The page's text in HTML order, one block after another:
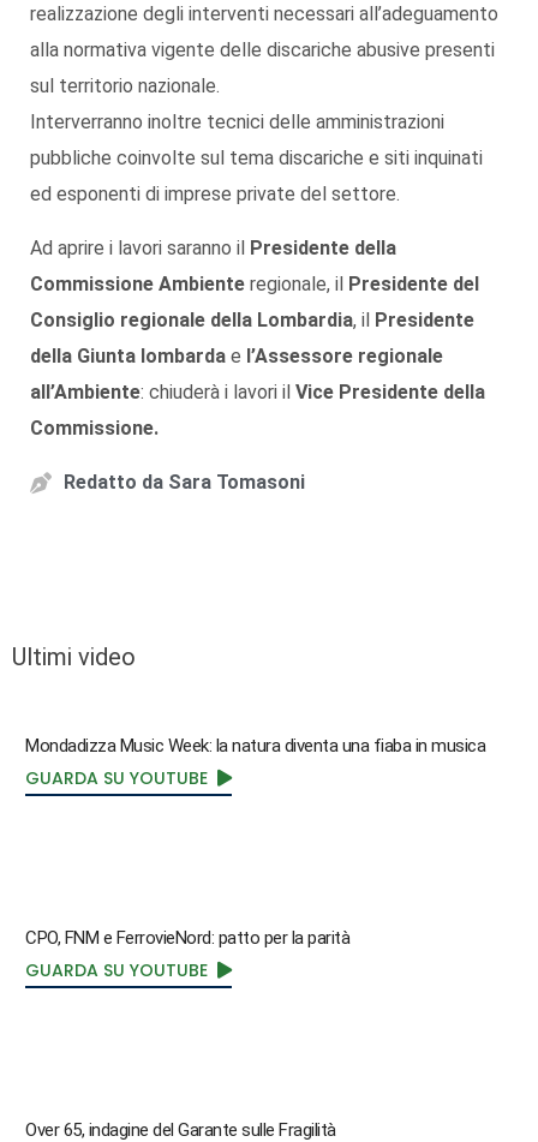
realizzazione degli interventi necessari all’adeguamento
alla normativa vigente delle discariche abusive presenti
sul territorio nazionale.
Interverranno inoltre tecnici delle amministrazioni
pubbliche coinvolte sul tema discariche e siti inquinati
ed esponenti di imprese private del settore.
Ad aprire i lavori saranno il Presidente della
Commissione Ambiente regionale, il Presidente del
Consiglio regionale della Lombardia, il Presidente
della Giunta lombarda e l’Assessore regionale
all’Ambiente: chiuderà i lavori il Vice Presidente della
Commissione.
Redatto da Sara Tomasoni
Ultimi video
Mondadizza Music Week: la natura diventa una fiaba in musica
GUARDA SU YOUTUBE
CPO, FNM e FerrovieNord: patto per la parità
GUARDA SU YOUTUBE
Over 65, indagine del Garante sulle Fragilità